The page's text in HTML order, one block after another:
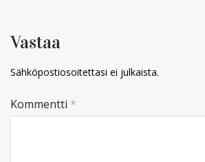
Vastaa
Sähköpostiosoitettasi ei julkaista.
Kommentti *